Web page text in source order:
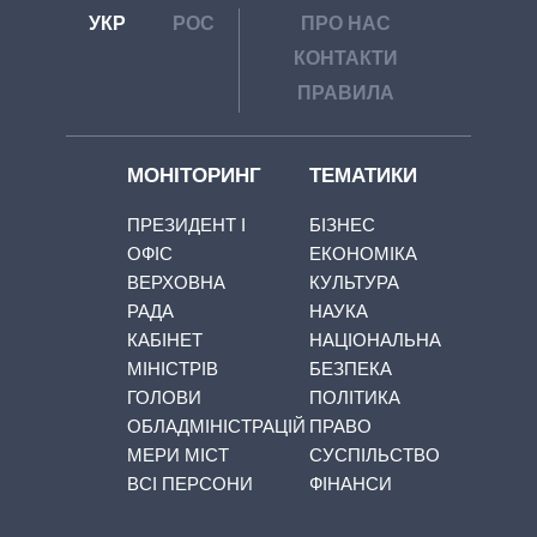
УКР РОС
ПРО НАС
КОНТАКТИ
ПРАВИЛА
МОНІТОРИНГ
ПРЕЗИДЕНТ І
ОФІС
ВЕРХОВНА
РАДА
КАБІНЕТ
МІНІСТРІВ
ГОЛОВИ
ОБЛАДМІНІСТРАЦІЙ
МЕРИ МІСТ
ВСІ ПЕРСОНИ
ТЕМАТИКИ
БІЗНЕС
ЕКОНОМІКА
КУЛЬТУРА
НАУКА
НАЦІОНАЛЬНА
БЕЗПЕКА
ПОЛІТИКА
ПРАВО
СУСПІЛЬСТВО
ФІНАНСИ